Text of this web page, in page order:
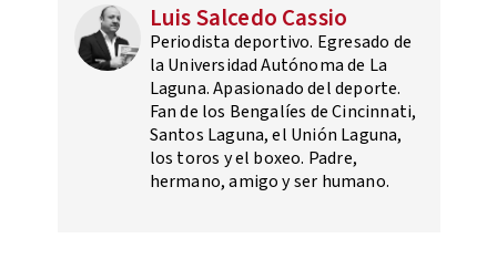
Luis Salcedo Cassio
Periodista deportivo. Egresado de
la Universidad Autónoma de La
Laguna. Apasionado del deporte.
Fan de los Bengalíes de Cincinnati,
Santos Laguna, el Unión Laguna,
los toros y el boxeo. Padre,
hermano, amigo y ser humano.